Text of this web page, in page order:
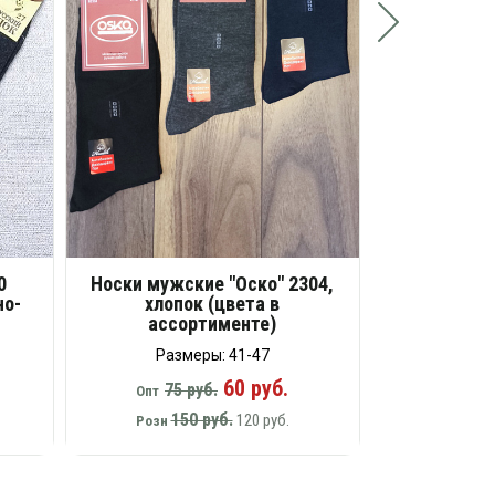
Носки мужские "Оско" 2304,
хлопок (цвета в
ассортименте)
Размеры: 41-47
Опт 75 руб. 60 руб.
Розн 150 руб.120 руб.